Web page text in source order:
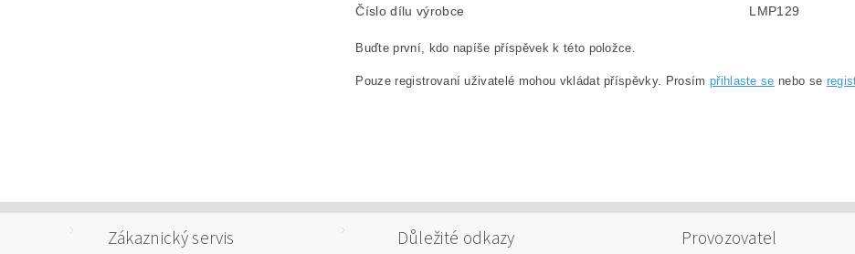
Číslo dílu výrobce LMP129
Buďte první, kdo napíše příspěvek k této položce.
Pouze registrovaní uživatelé mohou vkládat příspěvky. Prosím přihlaste se nebo se
Zákaznický servis Důležité odkazy Provozovatel